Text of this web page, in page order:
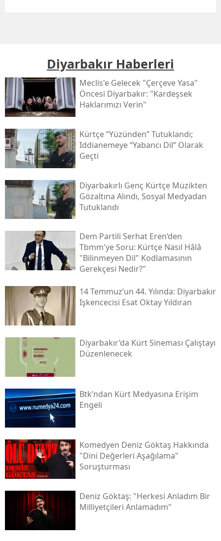
Diyarbakır Haberleri
Meclis'e Gelecek "çerçeve Yasa"
Öncesi Diyarbakır: "kardeşsek
Haklarımızı Verin"
Kürtçe “yüzünden” Tutuklandı;
Iddianemeye “yabancı Dil” Olarak
Geçti
Diyarbakırlı Genç Kürtçe Müzikten
Gözaltına Alındı, Sosyal Medyadan
Tutuklandı
Dem Partili Serhat Eren’den
Tbmm'ye Soru: Kürtçe Nasıl Hâlâ
"bilinmeyen Dil" Kodlamasının
Gerekçesi Nedir?"
14 Temmuz’un 44. Yılında: Diyarbakır
Işkencecisi Esat Oktay Yıldıran
Diyarbakır’da Kürt Sineması Çalıştayı
Düzenlenecek
Btk’ndan Kürt Medyasına Erişim
Engeli
Komedyen Deniz Göktaş Hakkında
"dini Değerleri Aşağılama"
Soruşturması
Deniz Göktaş: "herkesi Anladım Bir
Milliyetçileri Anlamadım"